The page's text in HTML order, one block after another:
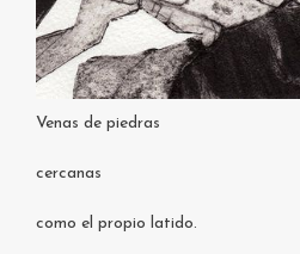
Venas de piedras
cercanas
como el propio latido.